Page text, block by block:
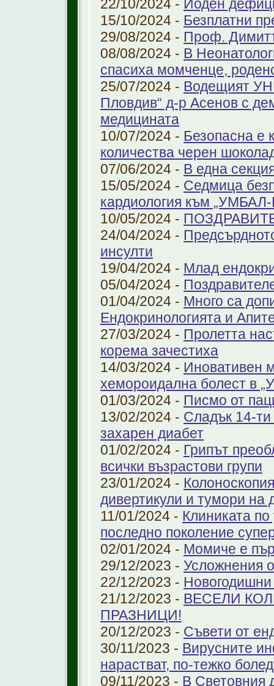
22/10/2024 - Йоден
15/10/2024 - Безплатни
29/08/2024 - Проф.
08/08/2024 - В
спасиха момченце,
25/07/2024 - Водещият
Пловдив“ д-р Асенов с
медицината
10/07/2024 - Безопасна е
количества черен
07/06/2024 - В една
15/05/2024 - Седмица
кардиология към
10/05/2024 -
24/04/2024 -
инсулти
19/04/2024 - Млад
05/04/2024 -
01/04/2024 - Много са
Ендокринологията и
27/03/2024 - Пролетта
корема зачестиха
14/03/2024 - Иновативен
хемороидална болест в
01/03/2024 - Писмо от
13/02/2024 - Сладък 14-
захарен диабет
01/02/2024 - Грипът
всички възрастови групи
23/01/2024 -
дивертикули и тумори на
11/01/2024 - Клиниката
последно поколение
02/01/2024 - Момиче е
29/12/2023 - Усложнения
22/12/2023 -
21/12/2023 - ВЕСЕЛИ
ПРАЗНИЦИ!
20/12/2023 - Съвети от
30/11/2023 - Вирусните
нарастват, по-тежко
09/11/2023 - В Световния